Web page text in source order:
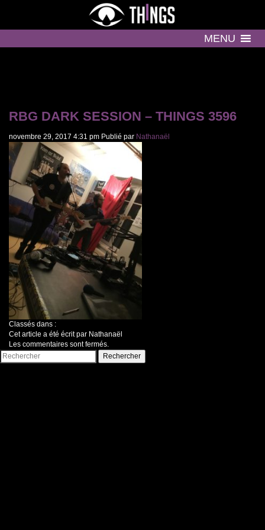
MENU
RBG DARK SESSION – THINGS 3596
novembre 29, 2017 4:31 pm Publié par Nathanaël
Classés dans :
Cet article a été écrit par Nathanaël
Les commentaires sont fermés.
Rechercher